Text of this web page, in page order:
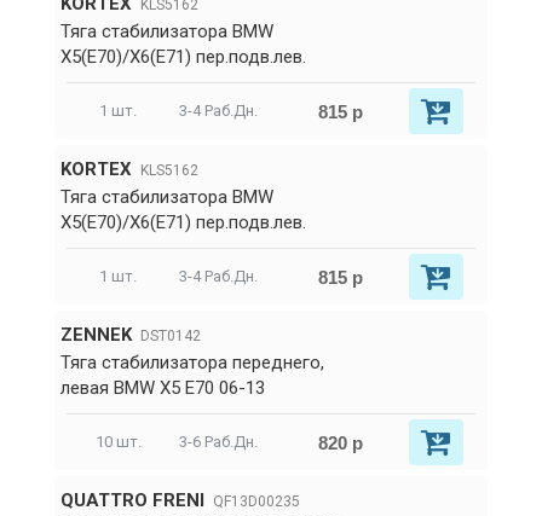
KLS5162
Тяга стабилизатора BMW
X5(E70)/X6(E71) пер.подв.лев.
1 шт. 3-4 Раб.Дн. 815 р
KORTEX KLS5162
Тяга стабилизатора BMW
X5(E70)/X6(E71) пер.подв.лев.
1 шт. 3-4 Раб.Дн. 815 р
ZENNEK DST0142
Тяга стабилизатора переднего,
левая BMW X5 E70 06-13
10 шт. 3-6 Раб.Дн. 820 р
QUATTRO FRENI QF13D00235